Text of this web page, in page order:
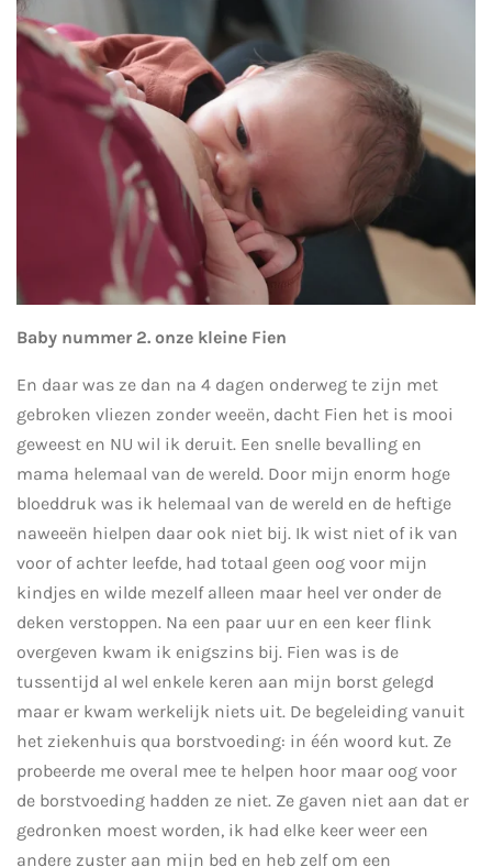
Baby nummer 2. onze kleine Fien
En daar was ze dan na 4 dagen onderweg te zijn met
gebroken vliezen zonder weeën, dacht Fien het is mooi
geweest en NU wil ik deruit. Een snelle bevalling en
mama helemaal van de wereld. Door mijn enorm hoge
bloeddruk was ik helemaal van de wereld en de heftige
naweeën hielpen daar ook niet bij. Ik wist niet of ik van
voor of achter leefde, had totaal geen oog voor mijn
kindjes en wilde mezelf alleen maar heel ver onder de
deken verstoppen. Na een paar uur en een keer flink
overgeven kwam ik enigszins bij. Fien was is de
tussentijd al wel enkele keren aan mijn borst gelegd
maar er kwam werkelijk niets uit. De begeleiding vanuit
het ziekenhuis qua borstvoeding: in één woord kut. Ze
probeerde me overal mee te helpen hoor maar oog voor
de borstvoeding hadden ze niet. Ze gaven niet aan dat er
gedronken moest worden, ik had elke keer weer een
andere zuster aan mijn bed en heb zelf om een